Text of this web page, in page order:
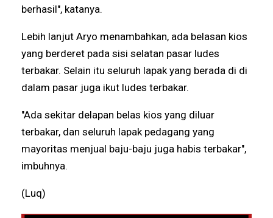
berhasil", katanya.
Lebih lanjut Aryo menambahkan, ada belasan kios
yang berderet pada sisi selatan pasar ludes
terbakar. Selain itu seluruh lapak yang berada di di
dalam pasar juga ikut ludes terbakar.
"Ada sekitar delapan belas kios yang diluar
terbakar, dan seluruh lapak pedagang yang
mayoritas menjual baju-baju juga habis terbakar",
imbuhnya.
(Luq)